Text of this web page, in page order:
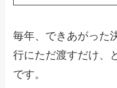
毎年、できあがった
行にただ渡すだけ、
です。